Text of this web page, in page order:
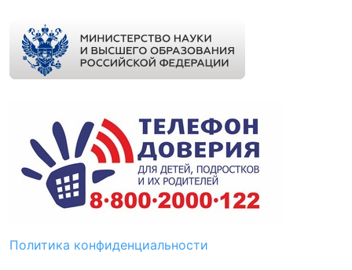
Политика конфиденциальности